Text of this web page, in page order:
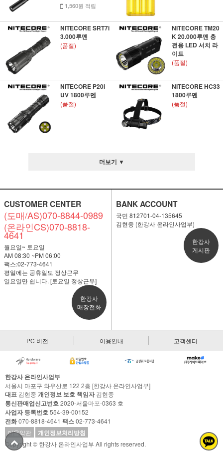
1,560원 적립
NITECORE SRT7i
3.000루멘
(품절)
NITECORE TM20
K 20.000루멘 충
전용 LED 서치 라
이트
(품절)
NITECORE P20i
UV 1800루멘
(품절)
NITECORE HC33
1800루멘
(품절)
더보기 ▼
CUSTOMER CENTER
(도매/AS)070-8844-0989
(온라인CS)070-8818-
4641
월요일~ 토요일
AM 08:30 ~PM 06:00
팩스:02-773-4641
평일에는 공휴일도 정상근무
일요일만 쉽니다. [토요일 정상근무]
한강사
매장전화
BANK ACCOUNT
국민 812701-04-135645
김현중 (한강사 온라인사업부)
한강사
게시판
PC 버전 이용안내 고객센터
한강사 온라인사업부
서울시 마포구 와우산로 122 2층 [한강사 온라인사업부]
대표 김현중 개인정보 보호 책임자김현중
통신판매업신고번호2020-서울마포-0363 호
사업자 등록번호554-39-00152
전화070-8818-4641 팩스02-773-4641
이용약관
개인정보처리방침
Copyright © 한강사 온라인사업부 All rights reserved.